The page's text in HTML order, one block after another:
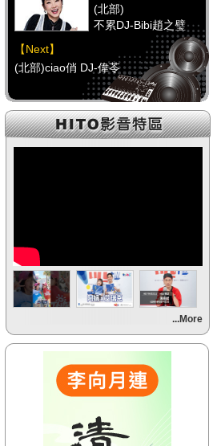
好康報報 最新優惠訊息都在這！
(北部)
不累DJ-Bibi趙之璧
【Next】
(北部)ciao俏 DJ-偉苓
【HitFm正在進行】
(中部)
(南部)
不累DJ-Bibi趙之璧
【Next】
【HitFm正在進行】
(宜蘭)
...More